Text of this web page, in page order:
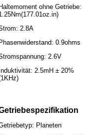
Haltemoment ohne Getriebe:
2.8A
Phasenwiderstand: 0.9ohms
2.6V
Induktivität: 2.5mH ± 20%
Planeten